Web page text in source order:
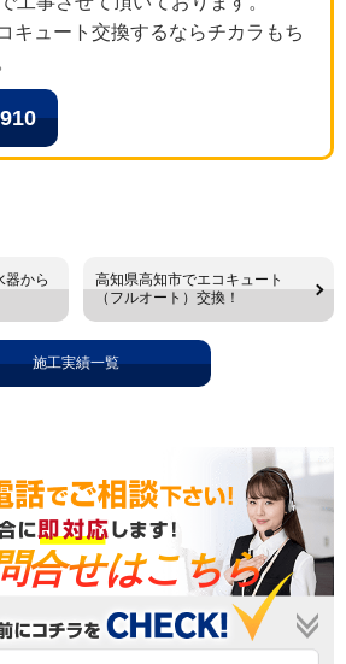
キュート交換するならチカラもち
器から
高知県高知市でエコキュート
（フルオート）交換！
施工実績一覧
合せはこちら